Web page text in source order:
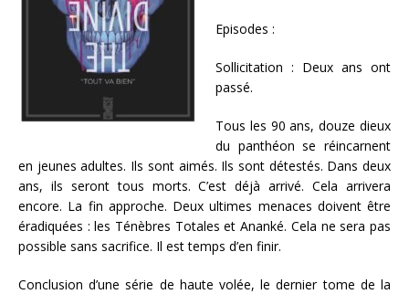
Episodes :
Sollicitation : Deux ans ont
passé.
Tous les 90 ans, douze dieux
du panthéon se réincarnent
en jeunes adultes. Ils sont aimés. Ils sont détestés. Dans deux
ans, ils seront tous morts. C’est déjà arrivé. Cela arrivera
encore. La fin approche. Deux ultimes menaces doivent être
éradiquées : les Ténèbres Totales et Ananké. Cela ne sera pas
possible sans sacrifice. Il est temps d’en finir.
Conclusion d’une série de haute volée, le dernier tome de la